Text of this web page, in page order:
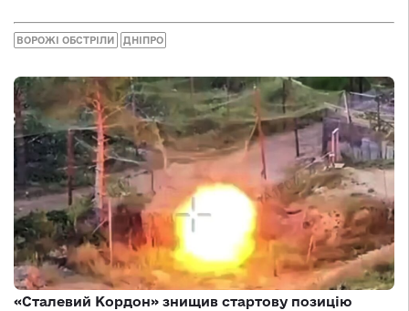
ВОРОЖІ ОБСТРІЛИ ДНІПРО
«Сталевий Кордон» знищив стартову позицію